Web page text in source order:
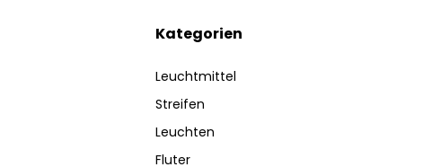
Kategorien
Leuchtmittel
Streifen
Leuchten
Fluter